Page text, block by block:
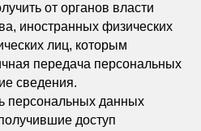
от органов власти
иностранных физических
лиц, которым
передача персональных
сведения.
персональных данных
доступ